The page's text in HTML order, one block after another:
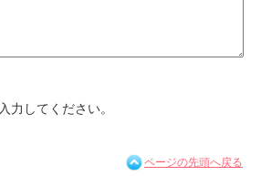
力してください。
ページの先頭へ戻る